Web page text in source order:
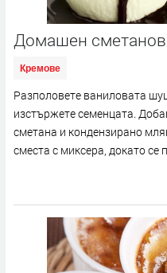
Домашен
Кремове
Разполовете ваниловата
изстържете семенцата.
сметана и кондензирано
сместа с миксера, докато се